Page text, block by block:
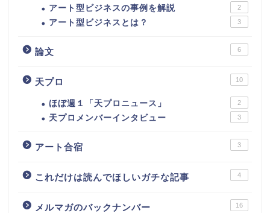
アート型ビジネスの事例を解説 2
アート型ビジネスとは？ 3
論文 6
天プロ 10
ほぼ週１「天プロニュース」 2
天プロメンバーインタビュー 3
アート合宿 3
これだけは読んでほしいガチな記事 4
メルマガのバックナンバー 16